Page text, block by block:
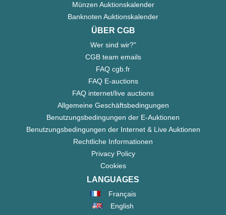
Münzen Auktionskalender
Banknoten Auktionskalender
ÜBER CGB
Wer sind wir?"
CGB team emails
FAQ cgb.fr
FAQ E-auctions
FAQ internet/live auctions
Allgemeine Geschäftsbedingungen
Benutzungsbedingungen der E-Auktionen
Benutzungsbedingungen der Internet & Live Auktionen
Rechtliche Informationen
Privacy Policy
Cookies
LANGUAGES
Français
English